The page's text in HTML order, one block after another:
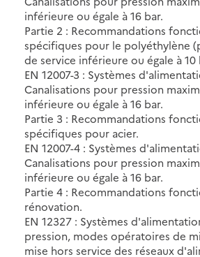
inférieure ou égale à 16 bar.
Partie 2 : Recommandations
spécifiques pour le polyéthylène
de service inférieure ou égale à 10
EN 12007-3 : Systèmes
Canalisations pour pression
inférieure ou égale à 16 bar.
Partie 3 : Recommandations
spécifiques pour acier.
EN 12007-4 : Systèmes
Canalisations pour pression
inférieure ou égale à 16 bar.
Partie 4 : Recommandations
rénovation.
EN 12327 : Systèmes
pression, modes opératoires de
mise hors service des réseaux